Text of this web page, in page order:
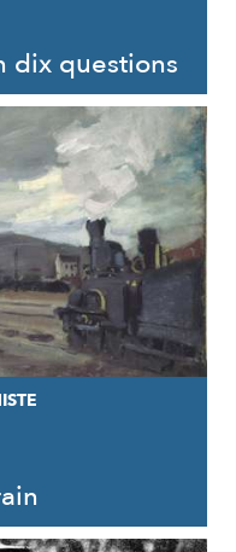
dix questions